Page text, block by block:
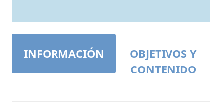
INFORMACIÓN
OBJETIVOS Y
CONTENIDO